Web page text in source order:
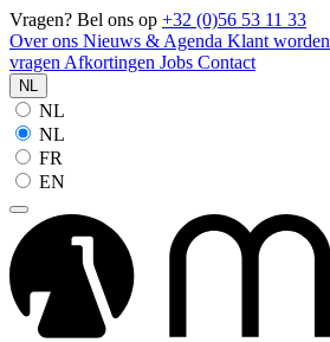
Vragen? Bel ons op +32 (0)56 53 11 33
Over ons Nieuws & Agenda Klant worden
vragen Afkortingen Jobs Contact
NL
NL
NL
FR
EN